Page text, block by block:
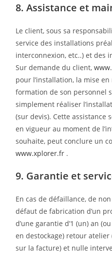
8. Assistance et
Le client, sous sa
service des installations
interconnexion, etc..) et des
Sur demande du client,
pour l’installation, la mise
formation de son personnel
simplement réaliser
(sur devis). Cette assistance
en vigueur au moment de
souhaite, peut conclure un
www.xplorer.fr .
9. Garantie et
En cas de défaillance, de
défaut de fabrication d’un
d’une garantie d’1 (un) an
en destockage) retour
sur la facture) et nulle